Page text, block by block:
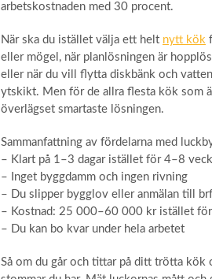
arbetskostnaden med 30 procent.
När ska du istället välja ett helt nytt kök
eller mögel, när planlösningen är
eller när du vill flytta diskbänk och
ytskikt. Men för de allra flesta kök som
överlägset smartaste lösningen.
Sammanfattning av fördelarna med
– Klart på 1–3 dagar istället för 4–8
– Inget byggdamm och ingen rivning
– Du slipper bygglov eller anmälan till brf
– Kostnad: 25 000–60 000 kr istället
– Du kan bo kvar under hela arbetet
Så om du går och tittar på ditt trötta kök